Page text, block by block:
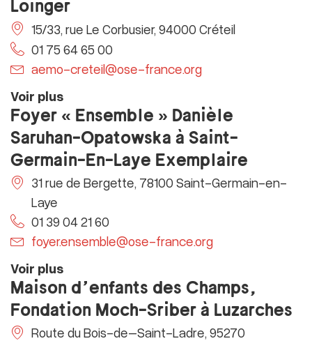
Loinger
15/33, rue Le Corbusier, 94000 Créteil
01 75 64 65 00
aemo-creteil@ose-france.org
Voir plus
Foyer « Ensemble » Danièle
Saruhan-Opatowska à Saint-
Germain-En-Laye Exemplaire
31 rue de Bergette, 78100 Saint-Germain-en-
Laye
01 39 04 21 60
foyer.ensemble@ose-france.org
Voir plus
Maison d’enfants des Champs,
Fondation Moch-Sriber à Luzarches
Route du Bois-de–Saint-Ladre, 95270